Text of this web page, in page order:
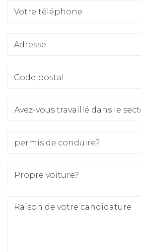
Avez-vous travaillé dans le
Avez-vous travaillé dans le
permis de conduire?
permis de conduire?
Propre voiture?
Propre voiture?